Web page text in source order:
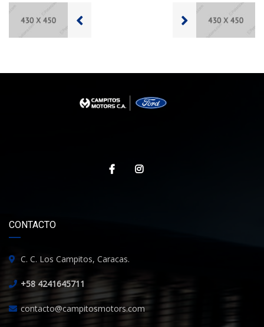
CONTACTO
C. C. Los Campitos, Caracas.
+58 4241645711
contacto@campitosmotors.com